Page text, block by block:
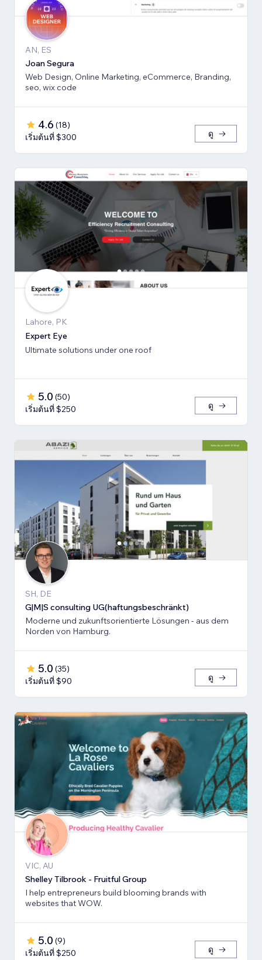
AN, ES
Joan Segura
Web Design, Online Marketing, eCommerce, Branding,
seo, wix code
4.6 (18)
เริ่มต้นที่ $300
ดู
Lahore, PK
Expert Eye
Ultimate solutions under one roof
5.0 (50)
เริ่มต้นที่ $250
ดู
SH, DE
G|M|S consulting UG(haftungsbeschränkt)
Moderne und zukunftsorientierte Lösungen - aus dem
Norden von Hamburg.
5.0 (35)
เริ่มต้นที่ $90
ดู
VIC, AU
Shelley Tilbrook - Fruitful Group
I help entrepreneurs build blooming brands with
websites that WOW.
5.0 (9)
เริ่มต้นที่ $250
ดู